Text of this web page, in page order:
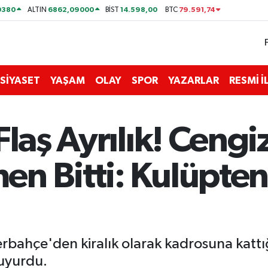
ALTIN 6862,09000 BİST14.598,00 BTC 79.591,74
SİYASET YAŞAM OLAY SPOR YAZARLAR RESMİ
Ayrılık!
Bitti:
kiralık olarak kadrosuna